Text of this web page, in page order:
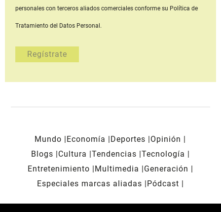
personales con terceros aliados comerciales conforme su Política de
Tratamiento del Datos Personal.
Mundo Economía Deportes
Opinión
Blogs
Cultura Tendencias Tecnología
Entretenimiento
Multimedia
Generación
Especiales marcas aliadas
Pódcast